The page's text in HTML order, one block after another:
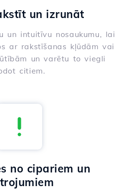
un izrunāt
un intuitīvu nosaukumu, lai
ar rakstīšanas kļūdām vai
un varētu to viegli
citiem.
no cipariem un